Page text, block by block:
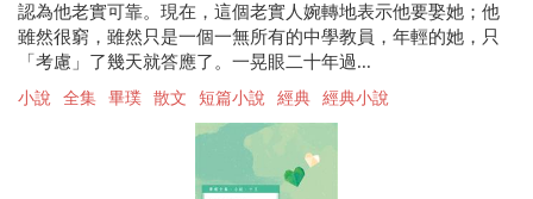
認為他老實可靠。現在，這個老實人婉轉地表示他要娶她；他
雖然很窮，雖然只是一個一無所有的中學教員，年輕的她，只
「考慮」了幾天就答應了。一晃眼二十年過...
小說 全集 畢璞 散文 短篇小說 經典 經典小說